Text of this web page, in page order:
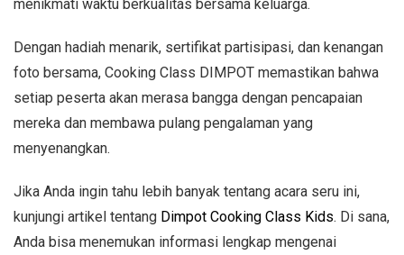
menikmati waktu berkualitas bersama keluarga.
Dengan hadiah menarik, sertifikat partisipasi, dan kenangan
foto bersama, Cooking Class DIMPOT memastikan bahwa
setiap peserta akan merasa bangga dengan pencapaian
mereka dan membawa pulang pengalaman yang
menyenangkan.
Jika Anda ingin tahu lebih banyak tentang acara seru ini,
kunjungi artikel tentang Dimpot Cooking Class Kids. Di sana,
Anda bisa menemukan informasi lengkap mengenai